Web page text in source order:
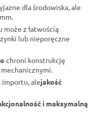
dla środowiska, ale
może z łatwością
lub nieporęczne
chroni konstrukcję
importu, alejakość
i maksymalną